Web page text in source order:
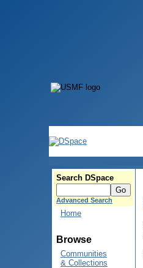
Search DSpace
Advanced Search
Home
Browse
Communities
& Collections